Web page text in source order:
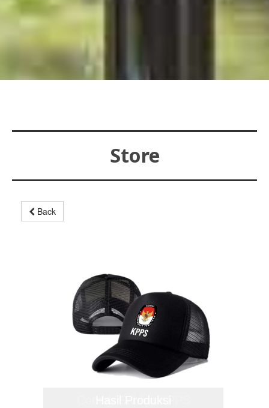
Store
Back